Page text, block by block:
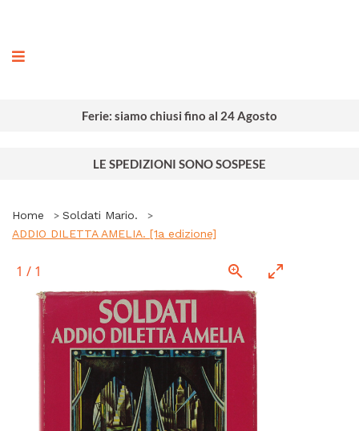
Ferie: siamo chiusi fino al 24 Agosto
LE SPEDIZIONI SONO SOSPESE
Home
Soldati Mario.
ADDIO DILETTA AMELIA. [1a edizione]
1 / 1